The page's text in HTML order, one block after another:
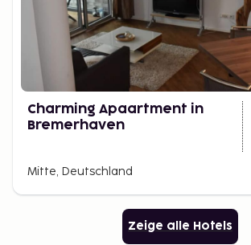
Charming Apaartment in
Bremerhaven
Mitte, Deutschland
Zeige alle Hotels